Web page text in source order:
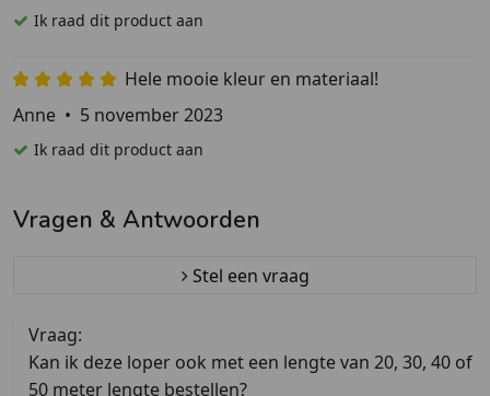
Ik raad dit product aan
Hele mooie kleur en materiaal!
Anne • 5 november 2023
Ik raad dit product aan
Vragen & Antwoorden
Stel een vraag
Vraag:
Kan ik deze loper ook met een lengte van 20, 30, 40 of
50 meter lengte bestellen?